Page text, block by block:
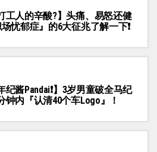
工人的辛酸?】头痛、易怒还健
场忧郁症』的6大征兆了解一下❗
纪酱Pandai❗】3岁男童破全马纪
钟内『认清40个车Logo』！